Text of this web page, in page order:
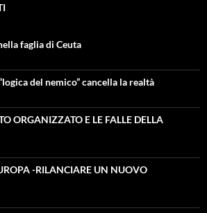
faglia di Ceuta
del nemico” cancella la realtà
ORGANIZZATO E LE FALLE DELLA
-RILANCIARE UN NUOVO